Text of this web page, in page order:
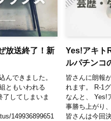
放送終了！新
んできました。
ともいわれる
了してしまいま
149936899651
Yes!アキト
ルパチンコ
皆さんに朗報
れます。 R-1
なんと、 Yes!
事勝ち上がり
皆さんは今回